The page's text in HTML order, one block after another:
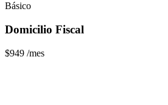
Básico
Domicilio Fiscal
$949 /mes